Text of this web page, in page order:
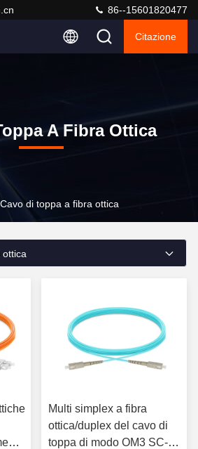
86--15601820477
Citazione
A Fibra Ottica
di toppa a fibra ottica
Multi simplex a fibra
ottica/duplex del cavo di
toppa di modo OM3 SC-